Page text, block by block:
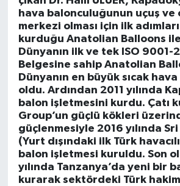
hava balonculuğunun uçuş ve
merkezi olması için ilk
kurduğu Anatolian Balloons
Dünyanın ilk ve tek ISO 9001-
Belgesine sahip Anatolian
Dünyanın en büyük sıcak
oldu. Ardından 2011 yılında
balon işletmesini kurdu. Çatı
Group’un güçlü kökleri
güçlenmesiyle 2016 yılında Sri
(Yurt dışındaki ilk Türk
balon işletmesi kuruldu. Son
yılında Tanzanya’da yeni bir
kurarak sektördeki Türk